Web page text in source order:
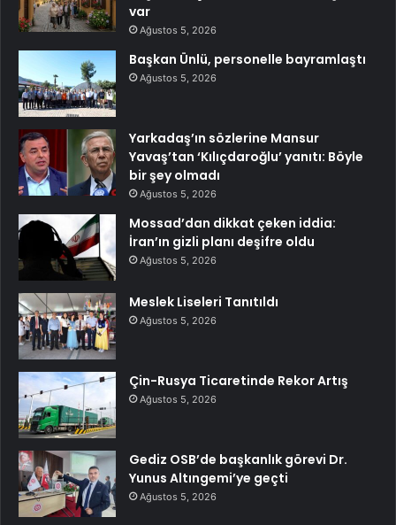
var
Ağustos 5, 2026
Başkan Ünlü, personelle bayramlaştı
Ağustos 5, 2026
Yarkadaş’ın sözlerine Mansur
Yavaş’tan ‘Kılıçdaroğlu’ yanıtı: Böyle
bir şey olmadı
Ağustos 5, 2026
Mossad’dan dikkat çeken iddia:
İran’ın gizli planı deşifre oldu
Ağustos 5, 2026
Meslek Liseleri Tanıtıldı
Ağustos 5, 2026
Çin-Rusya Ticaretinde Rekor Artış
Ağustos 5, 2026
Gediz OSB’de başkanlık görevi Dr.
Yunus Altıngemi’ye geçti
Ağustos 5, 2026